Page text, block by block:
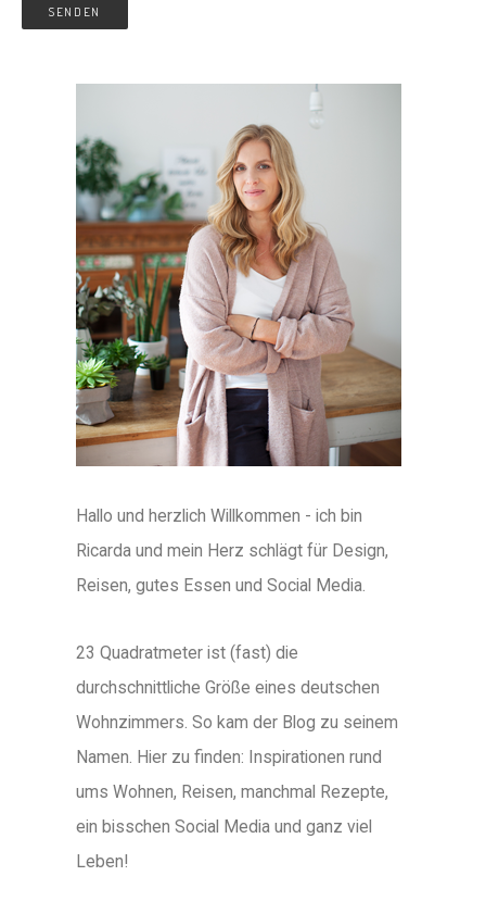
Hallo und herzlich Willkommen - ich bin
Ricarda und mein Herz schlägt für Design,
Reisen, gutes Essen und Social Media.
23 Quadratmeter ist (fast) die
durchschnittliche Größe eines deutschen
Wohnzimmers. So kam der Blog zu seinem
Namen. Hier zu finden: Inspirationen rund
ums Wohnen, Reisen, manchmal Rezepte,
ein bisschen Social Media und ganz viel
Leben!